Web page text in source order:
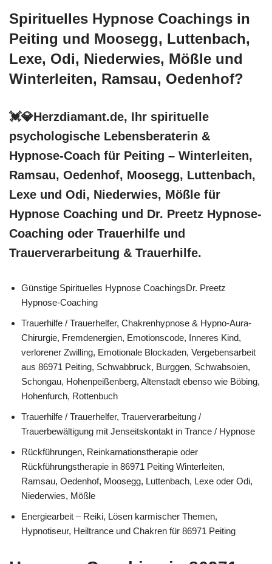
Spirituelles Hypnose Coachings in
Peiting und Moosegg, Luttenbach,
Lexe, Odi, Niederwies, Mößle und
Winterleiten, Ramsau, Oedenhof?
💓️💎Herzdiamant.de, Ihr spirituelle
psychologische Lebensberaterin &
Hypnose-Coach für Peiting – Winterleiten,
Ramsau, Oedenhof, Moosegg, Luttenbach,
Lexe und Odi, Niederwies, Mößle für
Hypnose Coaching und Dr. Preetz Hypnose-
Coaching oder Trauerhilfe und
Trauerverarbeitung & Trauerhilfe.
Günstige Spirituelles Hypnose CoachingsDr. Preetz
Hypnose-Coaching
Trauerhilfe / Trauerhelfer, Chakrenhypnose & Hypno-Aura-
Chirurgie, Fremdenergien, Emotionscode, Inneres Kind,
verlorener Zwilling, Emotionale Blockaden, Vergebensarbeit
aus 86971 Peiting, Schwabbruck, Burggen, Schwabsoien,
Schongau, Hohenpeißenberg, Altenstadt ebenso wie Böbing,
Hohenfurch, Rottenbuch
Trauerhilfe / Trauerhelfer, Trauerverarbeitung /
Trauerbewältigung mit Jenseitskontakt in Trance / Hypnose
Rückführungen, Reinkarnationstherapie oder
Rückführungstherapie in 86971 Peiting Winterleiten,
Ramsau, Oedenhof, Moosegg, Luttenbach, Lexe oder Odi,
Niederwies, Mößle
Energiearbeit – Reiki, Lösen karmischer Themen,
Hypnotiseur, Heiltrance und Chakren für 86971 Peiting